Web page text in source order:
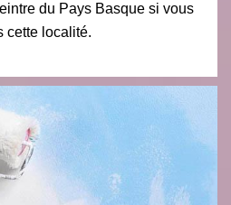
du Pays Basque si vous
cette localité.